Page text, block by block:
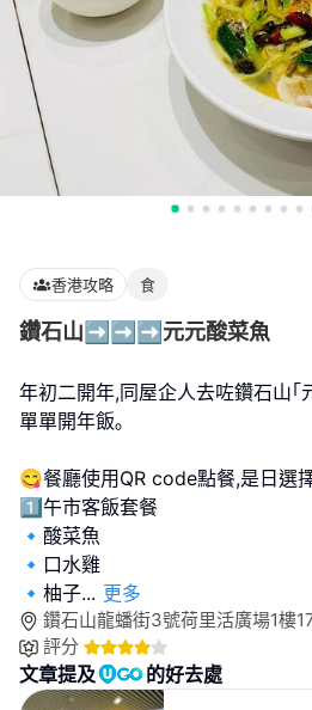
香港攻略 食
鑽石山➡️➡️➡️元元酸菜魚
年初二開年,同屋企人去咗鑽石山｢
單單開年飯｡
😋餐廳使用QR code點餐,是日選
1️⃣午市客飯套餐
🔹酸菜魚
🔹口水雞
🔹柚子... 更多
鑽石山龍蟠街3號荷里活廣場1樓
評分
文章提及 的好去處